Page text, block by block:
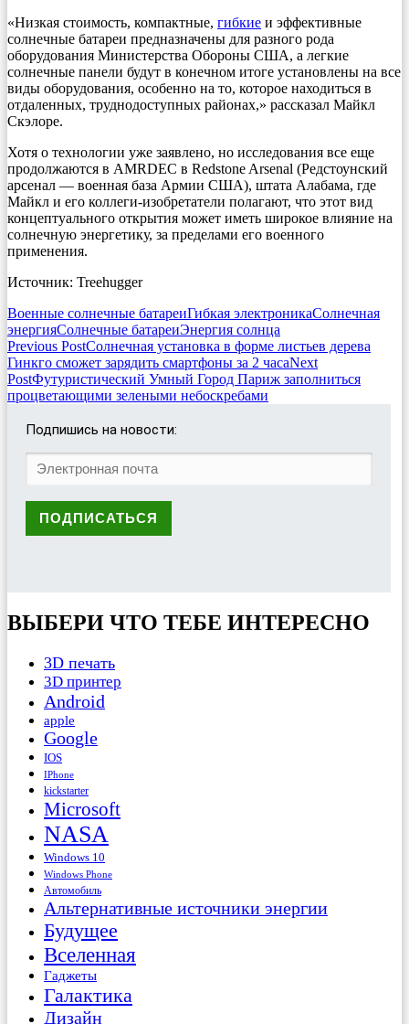
«Низкая стоимость, компактные, гибкие и эффективные
солнечные батареи предназначены для разного рода
оборудования Министерства Обороны США, а легкие
солнечные панели будут в конечном итоге установлены на все
виды оборудования, особенно на то, которое находиться в
отдаленных, труднодоступных районах,» рассказал Майкл
Скэлоре.
Хотя о технологии уже заявлено, но исследования все еще
продолжаются в AMRDEC в Redstone Arsenal (Редстоунский
арсенал — военная база Армии США), штата Алабама, где
Майкл и его коллеги-изобретатели полагают, что этот вид
концептуального открытия может иметь широкое влияние на
солнечную энергетику, за пределами его военного
применения.
Источник: Treehugger
Военные солнечные батареиГибкая электроникаСолнечная
энергияСолнечные батареиЭнергия солнца
Post
navigation
Previous PostСолнечная установка в форме листьев дерева
Гинкго сможет зарядить смартфоны за 2 часаNext
PostФутуристический Умный Город Париж заполниться
процветающими зелеными небоскребами
Подпишись на новости:
ВЫБЕРИ ЧТО ТЕБЕ ИНТЕРЕСНО
3D печать
3D принтер
Android
apple
Google
IOS
IPhone
kickstarter
Microsoft
NASA
Windows 10
Windows Phone
Автомобиль
Альтернативные источники энергии
Будущее
Вселенная
Гаджеты
Галактика
Дизайн